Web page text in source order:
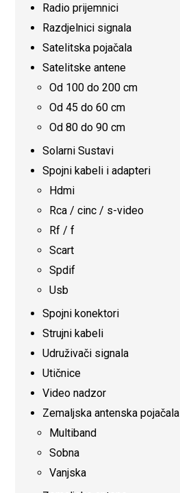
Radio prijemnici
Razdjelnici signala
Satelitska pojačala
Satelitske antene
Od 100 do 200 cm
Od 45 do 60 cm
Od 80 do 90 cm
Solarni Sustavi
Spojni kabeli i adapteri
Hdmi
Rca / cinc / s-video
Rf / f
Scart
Spdif
Usb
Spojni konektori
Strujni kabeli
Udruživači signala
Utičnice
Video nadzor
Zemaljska antenska pojačala
Multiband
Sobna
Vanjska